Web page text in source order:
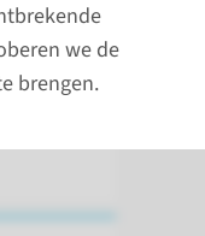
we de
brengen.